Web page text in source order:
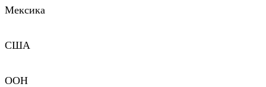
Мексика
США
ООН